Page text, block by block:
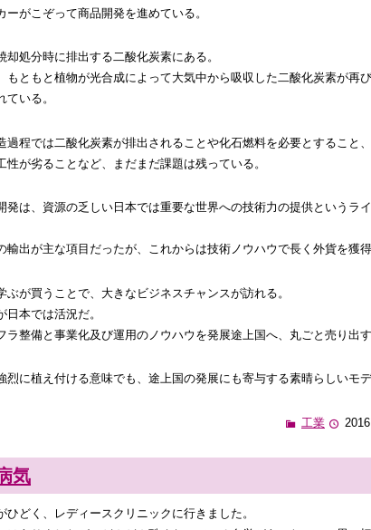
ーがこぞって商品開発を進めている。
却処分時に排出する二酸化炭素にある。
もともと植物が光合成によって大気中から吸収した二酸化炭素が再
ている。
過程では二酸化炭素が排出されることや化石燃料を必要とすること
性が劣ることなど、まだまだ課題は残っている。
発は、資源の乏しい日本では重要な世界への技術力の提供というラ
輸出が主な項目だったが、これからは技術ノウハウで長く外貨を獲
ぶが買うことで、大きなビジネスチャンスが訪れる。
本では活況だ。
ラ整備と事業化及び運用のノウハウを発展途上国へ、丸ごと売り出す
烈に植え付ける意味でも、途上国の発展にも寄与する素晴らしいモデ
工業
気
ひどく、レディースクリニックに行きました。